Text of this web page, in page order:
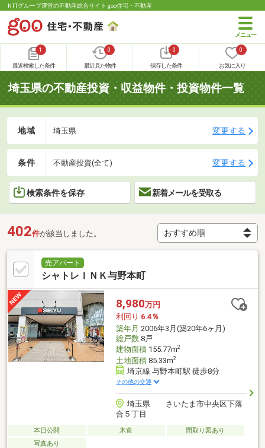
NTTグループ運営の不動産総合サイト goo住宅・不動産
1
最近検索した条件
0
最近見た物件
0
保存した条件
0
お気に入り
埼玉県の不動産投資・収益物件・投資物件一覧
地域 埼玉県 変更する
条件 不動産投資(全て) 変更する
検索条件を保存 新着メールを受取る
402件が該当しました。
売アパート
シャトレＩＮＫ与野本町
8,980万円
利回り 6.4％
築年月 2006年3月(築20年6ヶ月)
総戸数8戸
建物面積155.77m2
土地面積85.33m2
埼京線 与野本町駅 徒歩8分
その他の交通
埼玉県 さいたま市中央区下落
合５丁目
本日公開 木造
間取り図あり
写真あり